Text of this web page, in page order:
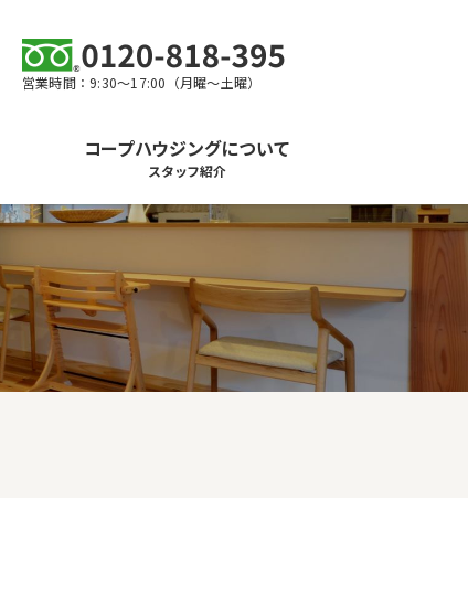
営業時間：9:30〜17:00（月曜〜土曜）
コープハウジングについて
スタッフ紹介